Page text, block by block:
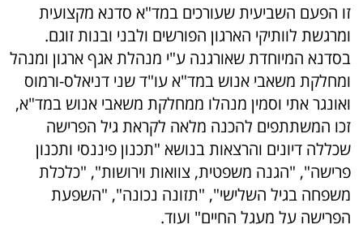
זו הפעם השביעית שעורכים במד"א סדנא מקצועית
ומרגשת לוותיקי הארגון הפורשים ולבני ובנות זוגם.
בסדנא המיוחדת שאורגנה ע"י מנהלת אגף ארגון ומנהל
ומחלקת משאבי אנוש במד"א עו"ד שני דניאלס-ורמוס
ואונגר אתי וסמין מנהלו ממחלקת משאבי אנוש במד"א,
זכו המשתתפים להכנה מלאה לקראת גיל הפרישה
שכללה דיונים והרצאות בנושא "תכנון פיננסי ותכנון
פרישה", "הגנה משפטית, צוואות וירושות", "כלכלת
משפחה בגיל השלישי", "תזונה נכונה", "השפעת
הפרישה על מעגל החיים" ועוד.